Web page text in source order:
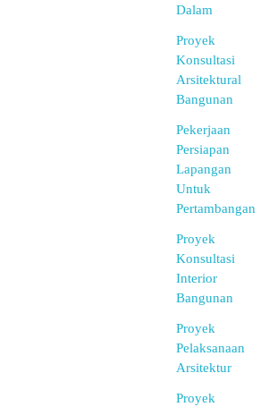
Dalam
Proyek
Konsultasi
Arsitektural
Bangunan
Pekerjaan
Persiapan
Lapangan
Untuk
Pertambangan
Proyek
Konsultasi
Interior
Bangunan
Proyek
Pelaksanaan
Arsitektur
Proyek